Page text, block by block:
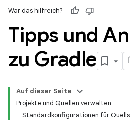
War das hilfreich?
Tipps und
zu Gradle
Auf dieser Seite
Projekte und Quellen verwalten
Standardkonfigurationen für